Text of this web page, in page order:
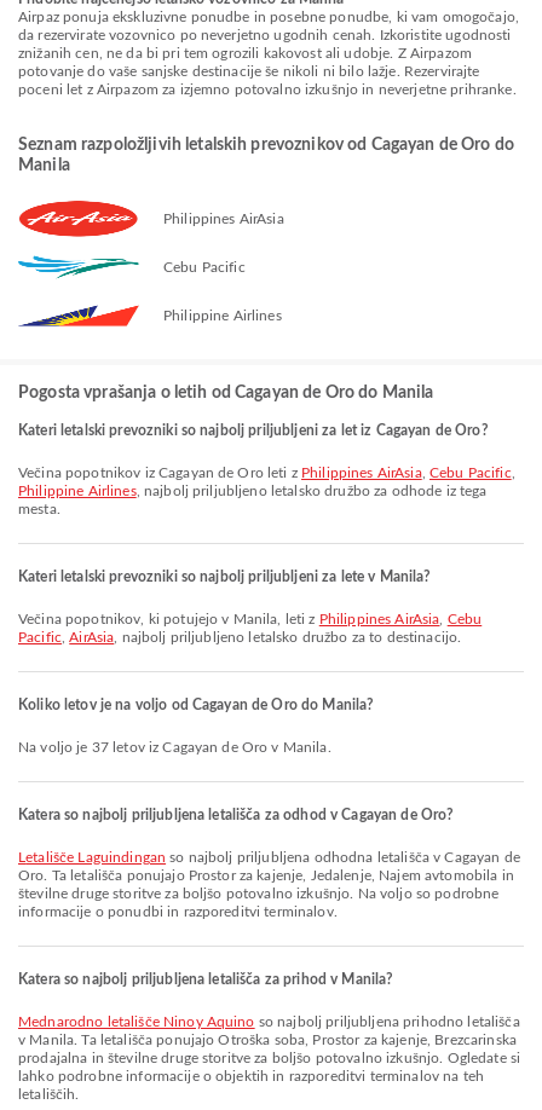
Airpaz ponuja ekskluzivne ponudbe in posebne ponudbe, ki vam omogočajo,
da rezervirate vozovnico po neverjetno ugodnih cenah. Izkoristite ugodnosti
znižanih cen, ne da bi pri tem ogrozili kakovost ali udobje. Z Airpazom
potovanje do vaše sanjske destinacije še nikoli ni bilo lažje. Rezervirajte
poceni let z Airpazom za izjemno potovalno izkušnjo in neverjetne prihranke.
Seznam razpoložljivih letalskih prevoznikov od Cagayan de Oro do
Manila
Philippines AirAsia
Cebu Pacific
Philippine Airlines
Pogosta vprašanja o letih od Cagayan de Oro do Manila
Kateri letalski prevozniki so najbolj priljubljeni za let iz Cagayan de Oro?
Večina popotnikov iz Cagayan de Oro leti z Philippines AirAsia, Cebu Pacific
Philippine Airlines, najbolj priljubljeno letalsko družbo za odhode iz tega
mesta.
Kateri letalski prevozniki so najbolj priljubljeni za lete v Manila?
Večina popotnikov, ki potujejo v Manila, leti z Philippines AirAsia Cebu
Pacific ,AirAsia , najbolj priljubljeno letalsko družbo za to destinacijo.
Koliko letov je na voljo od Cagayan de Oro do Manila?
Na voljo je 37 letov iz Cagayan de Oro v Manila.
Katera so najbolj priljubljena letališča za odhod v Cagayan de Oro?
Letališče Laguindingan so najbolj priljubljena odhodna letališča v Cagayan de
Oro. Ta letališča ponujajo Prostor za kajenje, Jedalenje, Najem avtomobila in
številne druge storitve za boljšo potovalno izkušnjo. Na voljo so podrobne
informacije o ponudbi in razporeditvi terminalov.
Katera so najbolj priljubljena letališča za prihod v Manila?
Mednarodno letališče Ninoy Aquino so najbolj priljubljena prihodno letališča
v Manila. Ta letališča ponujajo Otroška soba, Prostor za kajenje, Brezcarinska
prodajalna in številne druge storitve za boljšo potovalno izkušnjo. Ogledate si
lahko podrobne informacije o objektih in razporeditvi terminalov na teh
letališčih.